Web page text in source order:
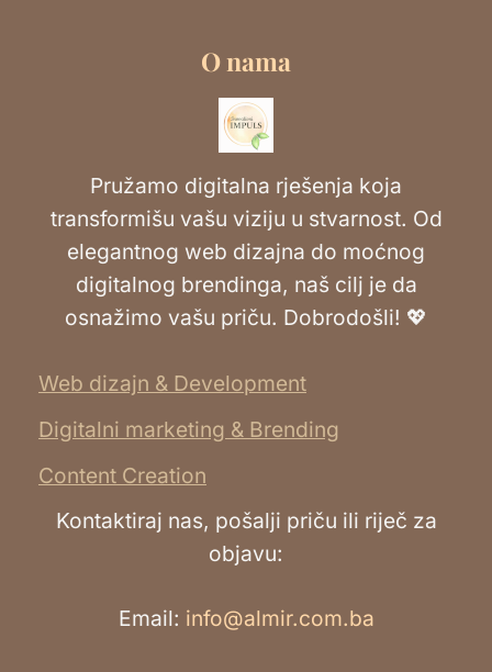
O nama
Pružamo digitalna rješenja koja
transformišu vašu viziju u stvarnost. Od
elegantnog web dizajna do moćnog
digitalnog brendinga, naš cilj je da
osnažimo vašu priču. Dobrodošli! 💖
Web dizajn & Development
Digitalni marketing & Brending
Content Creation
Kontaktiraj nas, pošalji priču ili riječ za
objavu:
Email: info@almir.com.ba